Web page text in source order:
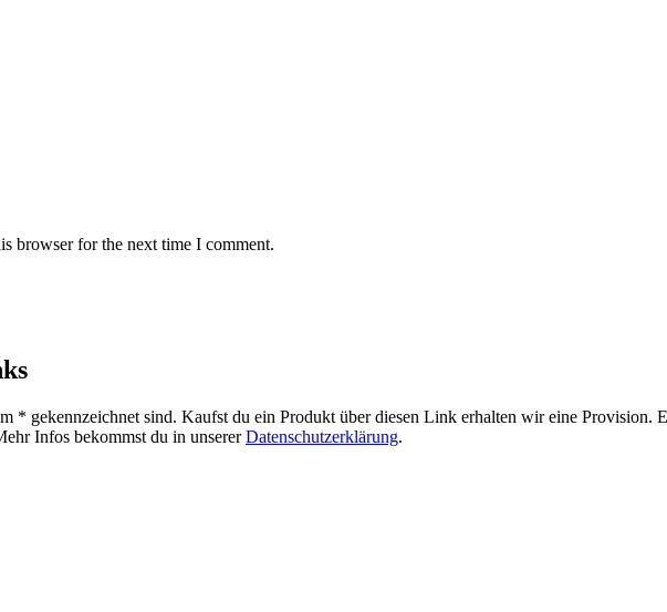
browser for the next time I comment.
* gekennzeichnet sind. Kaufst du ein Produkt über diesen Link erhalten wir eine Provision.
Infos bekommst du in unsererDatenschutzerklärung.